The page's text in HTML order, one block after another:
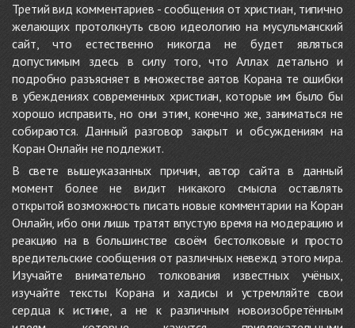
Третий вид комментариев - сообщения от христиан, типично
желающих протолкнуть свою идеологию на мусульманский
сайт, что естественно никогда не будет являться
допустимым здесь в силу того, что Аллах детально и
подробно разъясняет в множестве аятов Корана те ошибки
в убеждениях современных христиан, которые им было бы
хорошо исправить, но они этим, конечно же, заниматься не
собираются. Данный разговор закрыт и обсуждениям на
Коран Онлайн не подлежит.
В свете вышеуказанных причин, автор сайта в данный
момент более не видит никакого смысла оставлять
открытой возможность писать новые комментарии на Коран
Онлайн, ибо они лишь тратят впустую время на модерацию и
реакцию на в большинстве своём бестолковые и просто
вредительские сообщения от различных невежд этого мира.
Изучайте внимательно толкования известных учёных,
изучайте тексты Корана и хадисы и устремляйте свои
сердца к истине, а не к различным новоизобретённым